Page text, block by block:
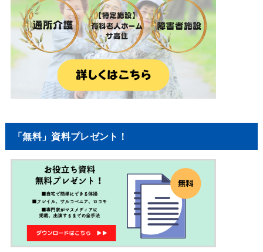
「無料」資料プレゼント！